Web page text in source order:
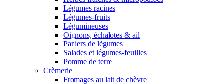
Légumes racines
Légumes-fruits
Légumineuses
Oignons, échalotes & ail
Paniers de légumes
Salades et légumes-feuilles
Pomme de terre
Crèmerie
Fromages au lait de chèvre